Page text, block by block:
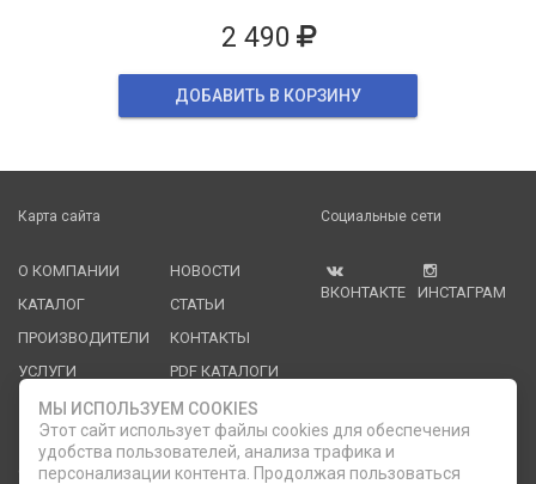
2 490
ДОБАВИТЬ В КОРЗИНУ
Карта сайта
О КОМПАНИИ
КАТАЛОГ
ПРОИЗВОДИТЕЛИ
УСЛУГИ
НОВОСТИ
СТАТЬИ
КОНТАКТЫ
PDF КАТАЛОГИ
ОПЛАТА И
ДОСТАВКА
Социальные сети
ВКОНТАКТЕ ИНСТАГРАМ
Служба клиентской поддержки
МЫ ИСПОЛЬЗУЕМ COOKIES
Этот сайт использует файлы cookies для обеспечения
удобства пользователей, анализа трафика и
персонализации контента. Продолжая пользоваться